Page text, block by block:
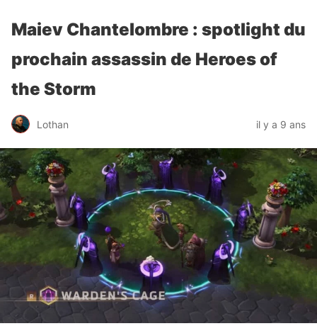
Maiev Chantelombre : spotlight du
prochain assassin de Heroes of
the Storm
Lothan il y a 9 ans